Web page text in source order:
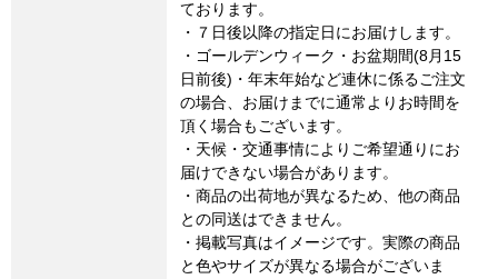
ております。
・７日後以降の指定日にお届けします。
・ゴールデンウィーク・お盆期間(8月15
日前後)・年末年始など連休に係るご注文
の場合、お届けまでに通常よりお時間を
頂く場合もございます。
・天候・交通事情によりご希望通りにお
届けできない場合があります。
・商品の出荷地が異なるため、他の商品
との同送はできません。
・掲載写真はイメージです。実際の商品
と色やサイズが異なる場合がございま